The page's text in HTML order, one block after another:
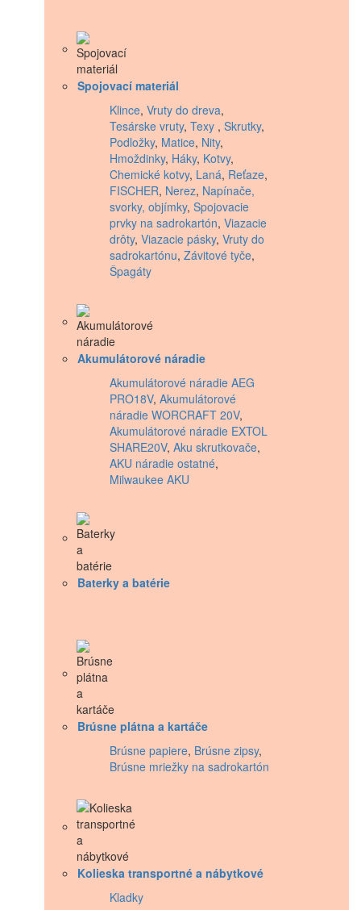
Spojovací materiál
Klince, Vruty do dreva,
Tesárske vruty, Texy , Skrutky,
Podložky, Matice, Nity,
Hmoždinky, Háky, Kotvy,
Chemické kotvy, Laná, Reťaze,
FISCHER, Nerez, Napínače,
svorky, objímky, Spojovacie
prvky na sadrokartón, Viazacie
drôty, Viazacie pásky, Vruty do
sadrokartónu, Závitové tyče,
Špagáty
Akumulátorové náradie
Akumulátorové náradie AEG
PRO18V, Akumulátorové
náradie WORCRAFT 20V,
Akumulátorové náradie EXTOL
SHARE20V, Aku skrutkovače,
AKU náradie ostatné,
Milwaukee AKU
Baterky a batérie
Brúsne plátna a kartáče
Brúsne papiere, Brúsne zipsy,
Brúsne mriežky na sadrokartón
Kolieska transportné a nábytkové
Kladky